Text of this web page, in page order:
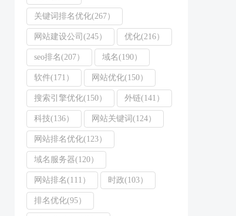
关键词排名优化(267）
网站建设公司(245） 优化(216）
seo排名(207） 域名(190）
软件(171） 网站优化(150）
搜索引擎优化(150） 外链(141）
科技(136） 网站关键词(124）
网站排名优化(123）
域名服务器(120）
网站排名(111） 时政(103）
排名优化(95）